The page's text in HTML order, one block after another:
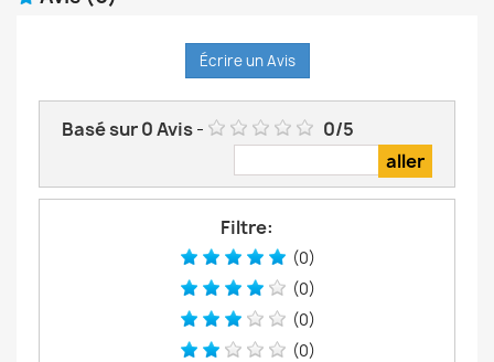
Écrire un Avis
Basé sur0Avis- 0/5
Filtre:
(0)
(0)
(0)
(0)